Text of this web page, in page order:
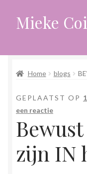
Ga
door
navigatie
Ga
naar
inhoud
Mieke
Afrekenen
Algemene
Anders leven in een
Bewust omgaan met
Home blogs
GEPLAATST OP
een reactie
zijn IN